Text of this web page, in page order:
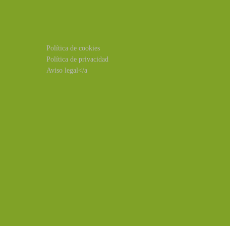
Política de cookies
Política de privacidad
Aviso legal</a